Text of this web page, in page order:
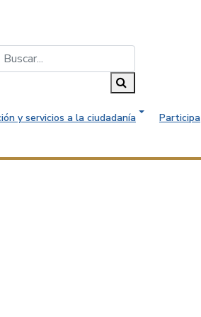
y servicios a la ciudadanía Participa